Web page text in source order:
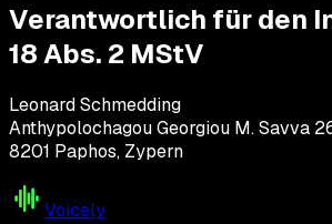
Verantwortlich für den
18 Abs. 2 MStV
Leonard Schmedding
Anthypolochagou Georgiou M. Savva
8201 Paphos, Zypern
Voicely